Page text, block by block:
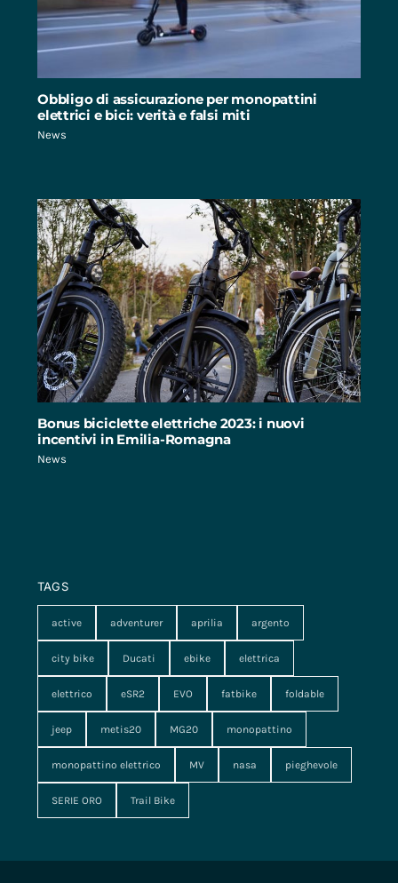
Obbligo di assicurazione per monopattini
elettrici e bici: verità e falsi miti
News
Bonus biciclette elettriche 2023: i nuovi
incentivi in Emilia-Romagna
News
TAGS
active adventurer aprilia argento
city bike Ducati ebike elettrica
elettrico eSR2 EVO fatbike foldable
jeep metis20 MG20 monopattino
monopattino elettrico MV nasa pieghevole
SERIE ORO Trail Bike